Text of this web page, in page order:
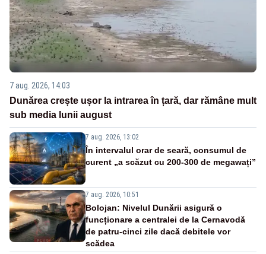
7 aug. 2026, 14:03
Dunărea crește ușor la intrarea în țară, dar rămâne mult
sub media lunii august
7 aug. 2026, 13:02
În intervalul orar de seară, consumul de
curent „a scăzut cu 200-300 de megawați”
7 aug. 2026, 10:51
Bolojan: Nivelul Dunării asigură o
funcționare a centralei de la Cernavodă
de patru-cinci zile dacă debitele vor
scădea